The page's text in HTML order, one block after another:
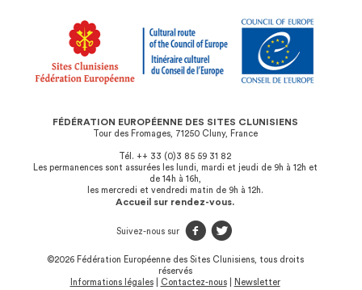
FÉDÉRATION EUROPÉENNE DES SITES CLUNISIENS
Tour des Fromages, 71250 Cluny, France
Tél. ++ 33 (0)3 85 59 31 82
Les permanences sont assurées les lundi, mardi et jeudi de 9h à 12h et
de 14h à 16h,
les mercredi et vendredi matin de 9h à 12h.
Accueil sur rendez-vous.
Suivez-nous sur ft
©2026 Fédération Européenne des Sites Clunisiens, tous droits
réservés
Informations légales| Contactez-nous| Newsletter